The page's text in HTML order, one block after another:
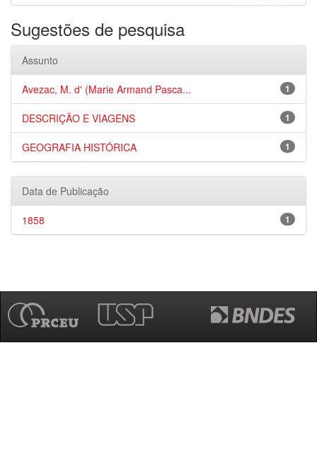
Sugestões de pesquisa
Assunto
1
Avezac, M. d' (Marie Armand Pasca...
1
DESCRIÇÃO E VIAGENS
1
GEOGRAFIA HISTÓRICA
Data de Publicação
1
1858